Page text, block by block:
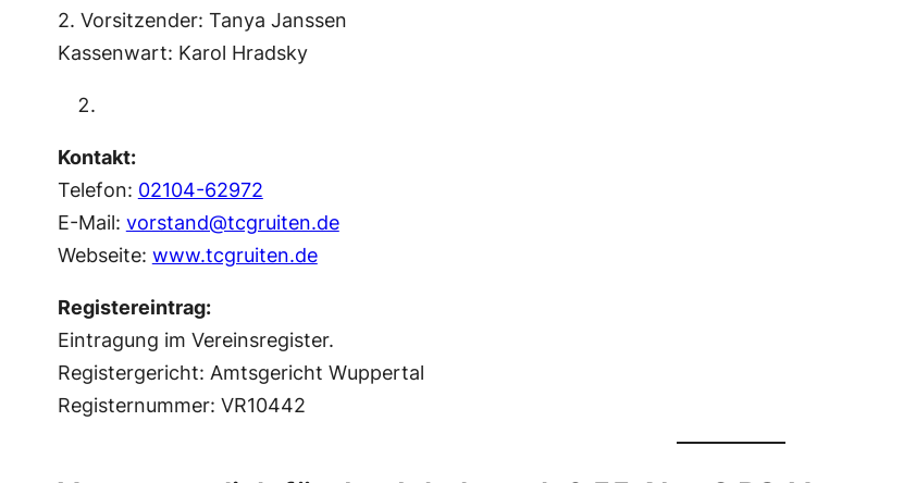
2. Vorsitzender: Tanya Janssen
Kassenwart: Karol Hradsky
Kontakt:
Telefon: 02104-62972
E-Mail: vorstand@tcgruiten.de
Webseite: www.tcgruiten.de
Registereintrag:
Eintragung im Vereinsregister.
Registergericht: Amtsgericht Wuppertal
Registernummer: VR10442